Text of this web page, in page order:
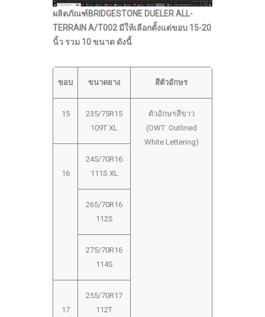
ผลิตภัณฑ์BRIDGESTONE DUELER ALL-
TERRAIN A/T002 มีให้เลือกตั้งแต่ขอบ 15-20
นิ้ว รวม 10ขนาด ดังนี้
ขอบ ขนาดยาง สีตัวอักษร
15
235/75R15
109T XL
ตัวอักษรสีขาว
(OWT: Outlined
White Lettering)
16
245/70R16
111S XL
265/70R16
112S
275/70R16
114S
17
255/70R17
112T